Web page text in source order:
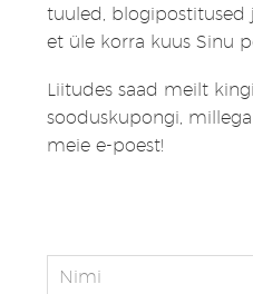
tuuled, blogipostitused
et üle korra kuus Sinu
Liitudes saad meilt
sooduskupongi,
meie e-poest!